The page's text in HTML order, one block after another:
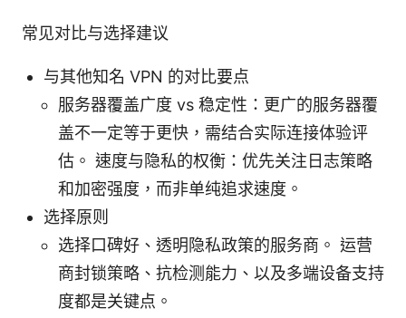
常见对比与选择建议
与其他知名 VPN 的对比要点
服务器覆盖广度 vs 稳定性：更广的服务器覆
盖不一定等于更快，需结合实际连接体验评
估。 速度与隐私的权衡：优先关注日志策略
和加密强度，而非单纯追求速度。
选择原则
选择口碑好、透明隐私政策的服务商。 运营
商封锁策略、抗检测能力、以及多端设备支持
度都是关键点。